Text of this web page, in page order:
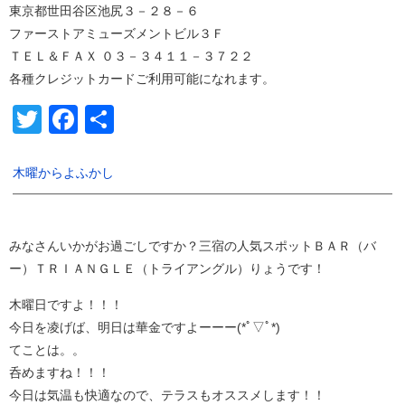
東京都世田谷区池尻３－２８－６
ファーストアミューズメントビル３Ｆ
ＴＥＬ＆ＦＡＸ ０３－３４１１－３７２２
各種クレジットカードご利用可能になれます。
TwitterFacebook
木曜からよふかし
みなさんいかがお過ごしですか？三宿の人気スポットＢＡＲ（バ
ー）ＴＲＩＡＮＧＬＥ（トライアングル）りょうです！
木曜日ですよ！！！
今日を凌げば、明日は華金ですよーーー(*ﾟ▽ﾟ*)
てことは。。
呑めますね！！！
今日は気温も快適なので、テラスもオススメします！！